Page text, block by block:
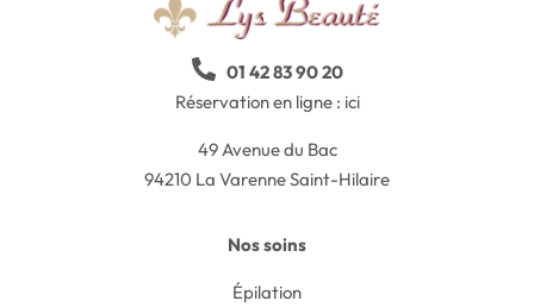
01 42 83 90 20
Réservation en ligne : ici
49 Avenue du Bac
94210 La Varenne Saint-Hilaire
Nos soins
Épilation